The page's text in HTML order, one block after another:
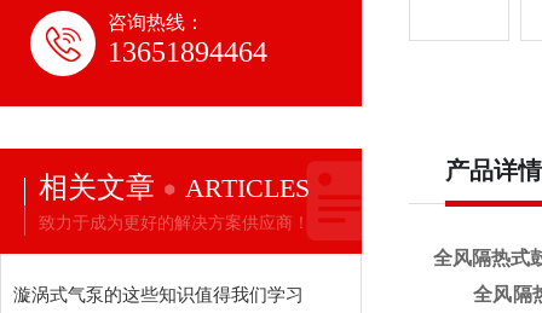
咨询热线：
13651894464
相关文章 ARTICLES
致力于成为更好的解决方案供应商！
漩涡式气泵的这些知识值得我们学习
产品详情
全风隔热式
全风隔